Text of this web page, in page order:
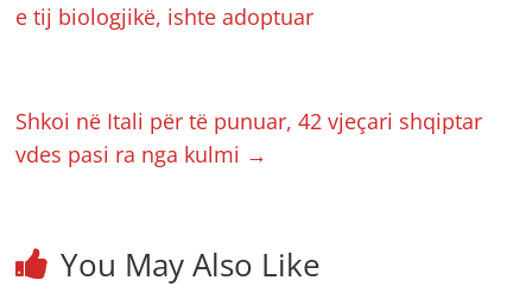
e tij biologjikë, ishte adoptuar
Shkoi në Itali për të punuar, 42 vjeçari shqiptar
vdes pasi ra nga kulmi →
You May Also Like